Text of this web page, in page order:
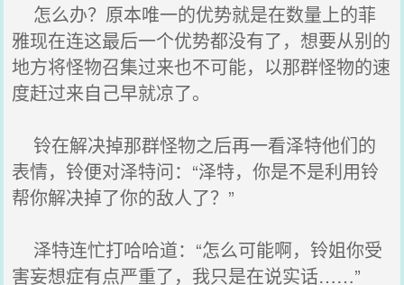
怎么办？原本唯一的优势就是在数量上的菲
雅现在连这最后一个优势都没有了，想要从别的
地方将怪物召集过来也不可能，以那群怪物的速
度赶过来自己早就凉了。
铃在解决掉那群怪物之后再一看泽特他们的
表情，铃便对泽特问：“泽特，你是不是利用铃
帮你解决掉了你的敌人了？”
泽特连忙打哈哈道：“怎么可能啊，铃姐你受
害妄想症有点严重了，我只是在说实话……”